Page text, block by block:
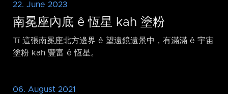
22. June 2023
南冕座內底 ê 恆星 kah 塗粉
Tī 這張南冕座北方邊界 ê 望遠鏡遠景中，有滿滿 ê 宇宙
塗粉 kah 豐富 ê 恆星。
06. August 2021